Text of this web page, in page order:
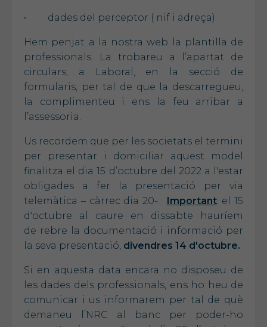
• dades del perceptor ( nif i adreça)
Hem penjat a la nostra web la plantilla de
professionals. La trobareu a l’apartat de
circulars, a Laboral, en la secció de
formularis, per tal de que la descarregueu,
la complimenteu i ens la feu arribar a
l’assessoria.
Us recordem que per les societats el termini
per presentar i domiciliar aquest model
finalitza el dia 15 d’octubre del 2022 a l'estar
obligades a fer la presentació per via
telemàtica – càrrec dia 20-.
Important: el 15
d'octubre al caure en dissabte hauríem
de rebre la documentació i informació per
la seva presentació, divendres 14 d'octubre.
Si en aquesta data encara no disposeu de
les dades dels professionals, ens ho heu de
comunicar i us informarem per tal de què
demaneu l’NRC al banc per poder-ho